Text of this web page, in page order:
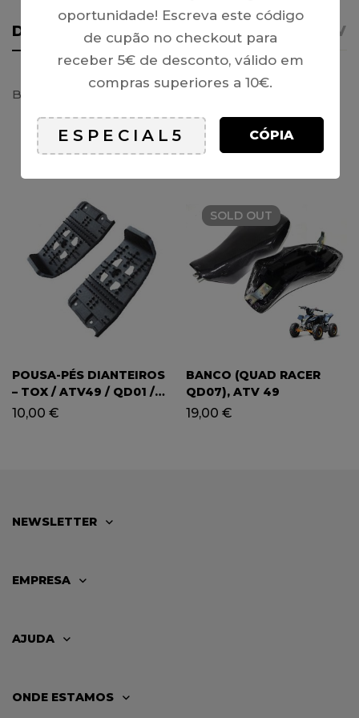
DETALHES AVISO IMPORTANTE
Banco – Tox (Raptor QD03 / E-QD03L), mini-ATV 49
PRODUTOS RELACIONADOS
POUSA-PÉS DIANTEIROS
– TOX / ATV49 / QD01 /
QD03
10,00 €
SOLD OUT
BANCO (QUAD RACER
QD07), ATV 49
19,00 €
NEWSLETTER
EMPRESA
AJUDA
ONDE ESTAMOS
oportunidade! Escreva este código
de cupão no checkout para
receber 5€ de desconto, válido em
compras superiores a 10€.
CÓPIA